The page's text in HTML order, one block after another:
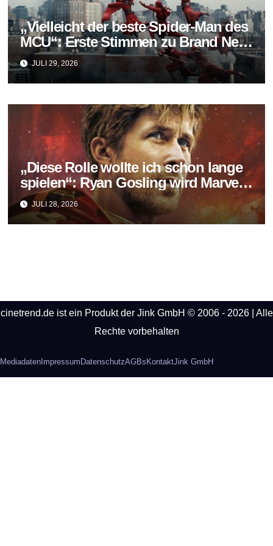
„Vielleicht der beste Spider-Man des
MCU“: Erste Stimmen zu Brand New
Day fallen überraschend positiv aus
JULI 29, 2026
„Diese Rolle wollte ich schon lange
spielen“: Ryan Gosling wird Marvels
neuer Ghost Rider
JULI 28, 2026
cinetrend.de ist ein Produkt der Jink GmbH © 2006 - 2026 | Alle
Rechte vorbehalten
Mediadaten Impressum DatenschutzAGBs KontaktJink GmbH